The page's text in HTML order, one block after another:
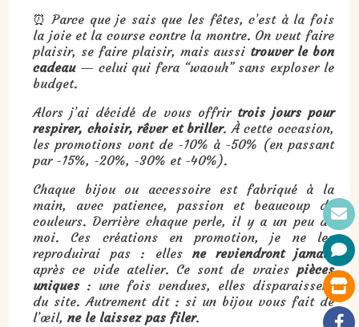
⏰ Parce que je sais que les fêtes, c’est à la fois
la joie et la course contre la montre. On veut faire
plaisir, se faire plaisir, mais aussi trouver le bon
cadeau— celui qui fera “waouh” sans exploser le
budget.
Alors j’ai décidé de vous offrir trois jours pour
respirer, choisir, rêver et briller. À cette occasion,
les promotions vont de -10% à -50% (en passant
par -15%, -20%, -30% et -40%).
Chaque bijou ou accessoire est fabriqué à la
main, avec patience, passion et beaucoup de
couleurs. Derrière chaque perle, il y a un peu de
moi. Ces créations en promotion, je ne les
reproduirai pas : elles ne reviendront jamais
après ce vide atelier. Ce sont de vraies pièces
uniques : une fois vendues, elles disparaissent
du site. Autrement dit : si un bijou vous fait de
l’œil, ne le laissez pas filer.